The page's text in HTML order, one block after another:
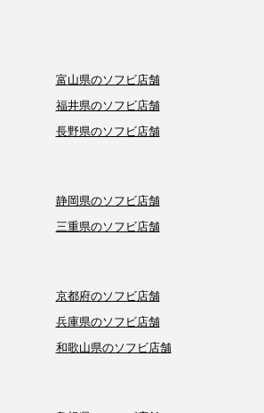
富山県のソフビ店舗
福井県のソフビ店舗
長野県のソフビ店舗
静岡県のソフビ店舗
三重県のソフビ店舗
京都府のソフビ店舗
兵庫県のソフビ店舗
和歌山県のソフビ店舗